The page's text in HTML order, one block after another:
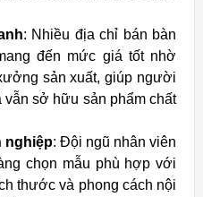
: Nhiều địa chỉ bán bàn
đến mức giá tốt nhờ
sản xuất, giúp người
vẫn sở hữu sản phẩm chất
nghiệp: Đội ngũ nhân viên
chọn mẫu phù hợp với
thước và phong cách nội